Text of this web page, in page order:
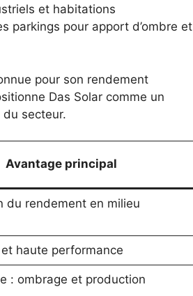
et habitations
parkings pour apport d’ombre et
pour son rendement
Das Solar comme un
secteur.
Avantage principal
du rendement en milieu
haute performance
: ombrage et production